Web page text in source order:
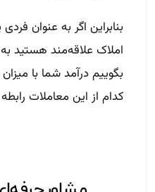
بنابراین اگر به عنوان
املاک علاقه‌مند هستید به
بگوییم درآمد شما با
کدام از این معاملات